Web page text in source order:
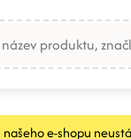
e-shopu